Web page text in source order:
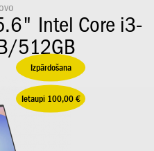
Intel Core i3-
512GB
Izpārdošana
Ietaupi 100,00 €